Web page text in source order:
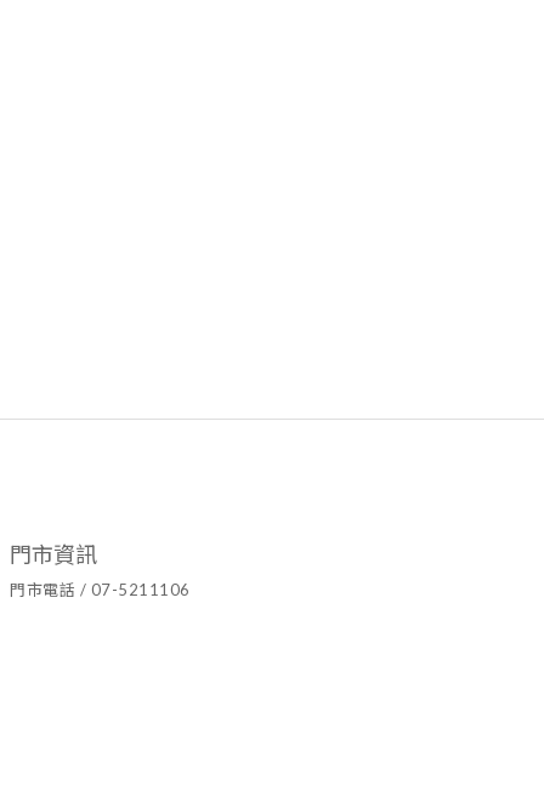
門市資訊
門市電話 / 07-5211106